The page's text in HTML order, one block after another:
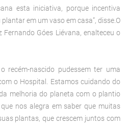
esta iniciativa, porque incentiva
em um vaso em casa”, disse. O
Góes Liévana, enalteceu o
recém-nascido pudessem ter uma
o Hospital. Estamos cuidando do
melhoria do planeta com o plantio
nos alegra em saber que muitas
plantas, que crescem juntos com